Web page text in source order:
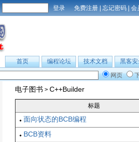
免费注册 | 忘记密码 | 会
首页 编程论坛 技术文档
黑客安
网页
电子图书 > C++Builder
标题
面向状态的BCB编程
BCB资料